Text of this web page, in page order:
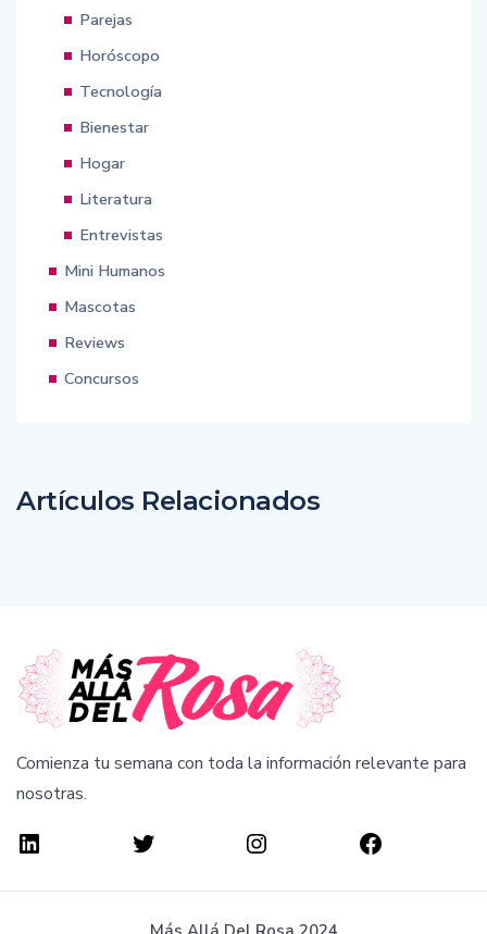
Parejas
Horóscopo
Tecnología
Bienestar
Hogar
Literatura
Entrevistas
Mini Humanos
Mascotas
Reviews
Concursos
Artículos Relacionados
Comienza tu semana con toda la información relevante para
nosotras.